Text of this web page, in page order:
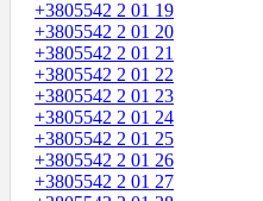
+3805542 2 01 19
+3805542 2 01 20
+3805542 2 01 21
+3805542 2 01 22
+3805542 2 01 23
+3805542 2 01 24
+3805542 2 01 25
+3805542 2 01 26
+3805542 2 01 27